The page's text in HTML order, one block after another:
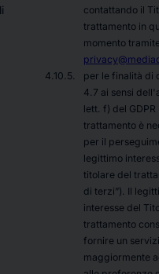
contattando il
trattamento in
momento
per le finalità di
4.7 ai sensi
lett. f) del
trattamento è
per il
legittimo
titolare del
di terzi”). Il
interesse del
trattamento
fornire un
maggiormente